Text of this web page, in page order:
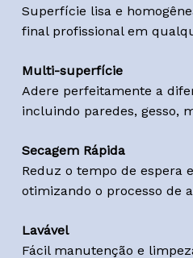
Superfície lisa e
final profissional em
Multi-superfície
Adere perfeitamente a
incluindo paredes, gesso,
Secagem Rápida
Reduz o tempo de espera
otimizando o processo de
Lavável
Fácil manutenção e